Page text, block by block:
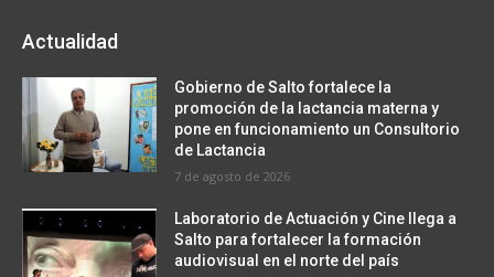
Actualidad
Gobierno de Salto fortalece la
promoción de la lactancia materna y
pone en funcionamiento un Consultorio
de Lactancia
7 de agosto de 2026
Laboratorio de Actuación y Cine llega a
Salto para fortalecer la formación
audiovisual en el norte del país